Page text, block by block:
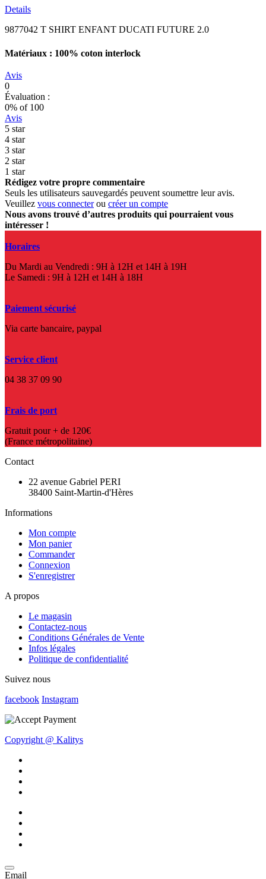
Details
9877042 T SHIRT ENFANT DUCATI FUTURE 2.0
Matériaux : 100% coton interlock
Avis
0
Évaluation :
0% of 100
Avis
5 star
4 star
3 star
2 star
1 star
Rédigez votre propre commentaire
Seuls les utilisateurs sauvegardés peuvent soumettre leur avis.
Veuillez vous connecterou créer un compte
Nous avons trouvé d’autres produits qui pourraient vous
intéresser !
Horaires
Du Mardi au Vendredi : 9H à 12H et 14H à 19H
Le Samedi : 9H à 12H et 14H à 18H
Paiement sécurisé
Via carte bancaire, paypal
Service client
04 38 37 09 90
Frais de port
Gratuit pour + de 120€
(France métropolitaine)
Contact
22 avenue Gabriel PERI
38400 Saint-Martin-d'Hères
Informations
Mon compte
Mon panier
Commander
Connexion
S'enregistrer
A propos
Le magasin
Contactez-nous
Conditions Générales de Vente
Infos légales
Politique de confidentialité
Suivez nous
facebook Instagram
Copyright @ Kalitys
Email